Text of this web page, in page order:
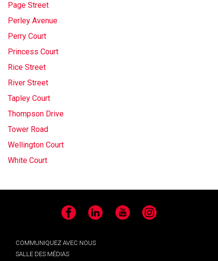
Page Street
Perley Avenue
Perry Court
Princess Court
Rice Street
River Street
Tapley Court
Thompson Drive
Tower Road
Wellington Court
White Court
Facebook LinkedIn YouTube Instagram
COMMUNIQUEZ AVEC NOUS
SALLE DES MÉDIAS